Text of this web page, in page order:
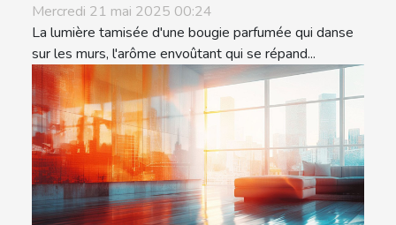
Mercredi 21 mai 2025 00:24
La lumière tamisée d'une bougie parfumée qui danse
sur les murs, l'arôme envoûtant qui se répand...